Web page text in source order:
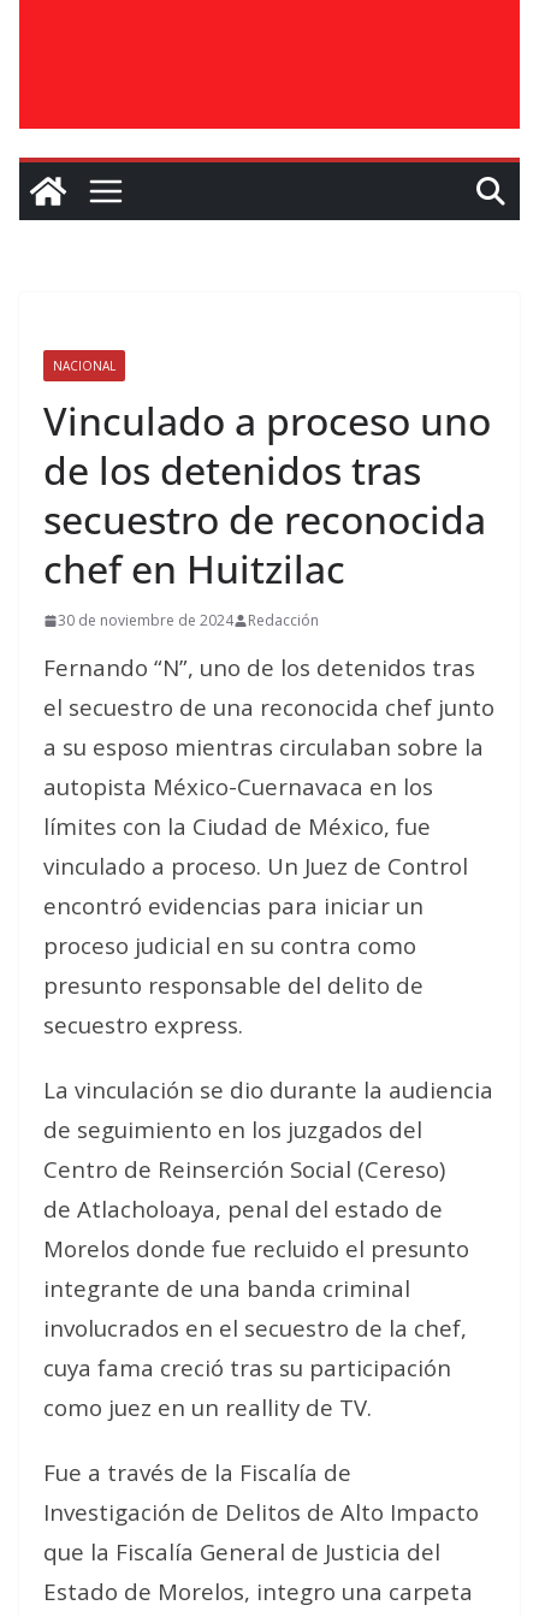
NACIONAL
Vinculado a proceso uno
de los detenidos tras
secuestro de reconocida
chef en Huitzilac
30 de noviembre de 2024 Redacción
Fernando “N”, uno de los detenidos tras
el secuestro de una reconocida chef junto
a su esposo mientras circulaban sobre la
autopista México-Cuernavaca en los
límites con la Ciudad de México, fue
vinculado a proceso. Un Juez de Control
encontró evidencias para iniciar un
proceso judicial en su contra como
presunto responsable del delito de
secuestro express.
La vinculación se dio durante la audiencia
de seguimiento en los juzgados del
Centro de Reinserción Social (Cereso)
de Atlacholoaya, penal del estado de
Morelos donde fue recluido el presunto
integrante de una banda criminal
involucrados en el secuestro de la chef,
cuya fama creció tras su participación
como juez en un reallity de TV.
Fue a través de la Fiscalía de
Investigación de Delitos de Alto Impacto
que la Fiscalía General de Justicia del
Estado de Morelos, integro una carpeta